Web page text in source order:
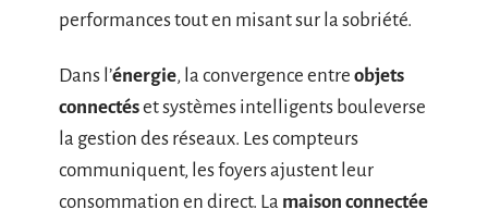
performances tout en misant sur la sobriété.
Dans l’énergie, la convergence entre objets
connectéset systèmes intelligents bouleverse
la gestion des réseaux. Les compteurs
communiquent, les foyers ajustent leur
consommation en direct. La maison connectée